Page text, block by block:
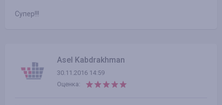
Супер!!!
Asel Kabdrakhman
30.11.2016 14:59
Оценка: